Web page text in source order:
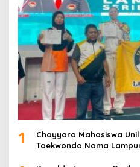
1
Chayyara Mahasiswa
Taekwondo Nama